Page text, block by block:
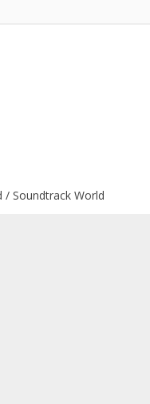
Soundtrack World